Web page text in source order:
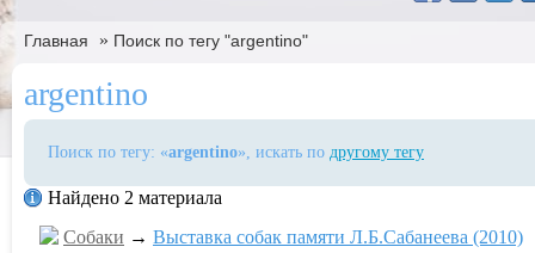
Главная » Поиск по тегу "argentino"
argentino
Поиск по тегу: «argentino», искать по другому тегу
Найдено 2 материала
Собаки → Выставка собак памяти Л.Б.Сабанеева (2010)